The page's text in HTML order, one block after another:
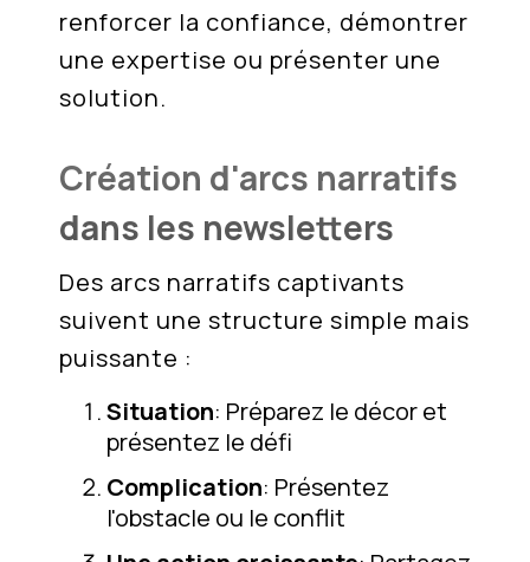
renforcer la confiance, démontrer
une expertise ou présenter une
solution.
Création d'arcs narratifs
dans les newsletters
Des arcs narratifs captivants
suivent une structure simple mais
puissante :
Situation: Préparez le décor et
présentez le défi
Complication: Présentez
l'obstacle ou le conflit